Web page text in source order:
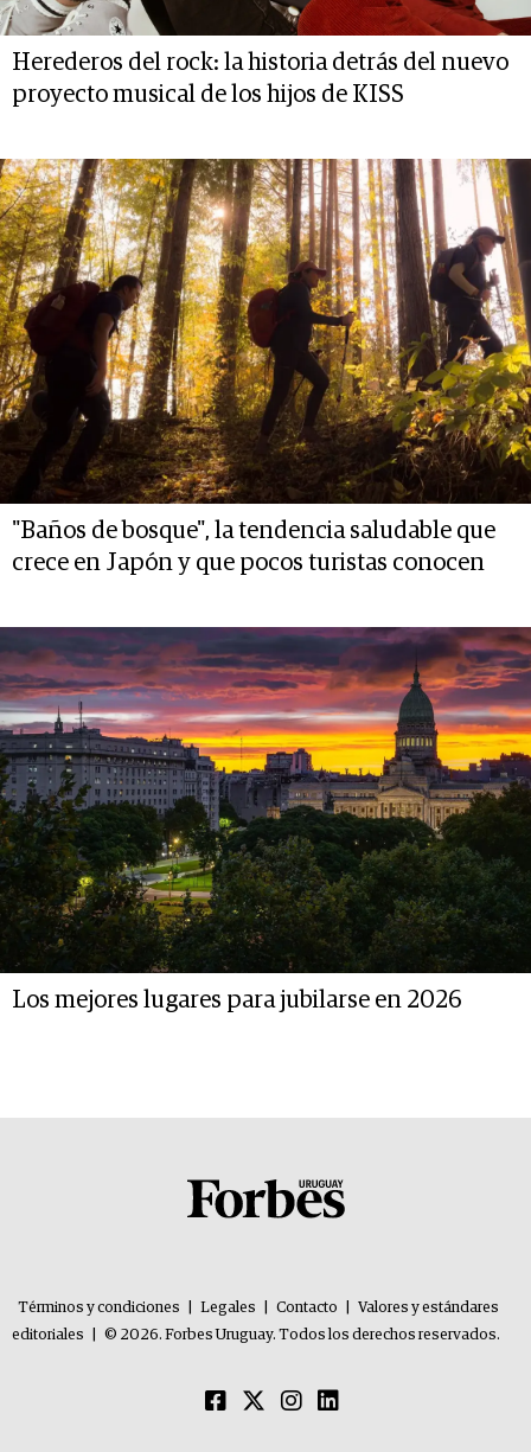
Herederos del rock: la historia detrás del nuevo
proyecto musical de los hijos de KISS
"Baños de bosque", la tendencia saludable que
crece en Japón y que pocos turistas conocen
Los mejores lugares para jubilarse en 2026
Términos y condiciones Legales Contacto
Valores y estándares
editoriales
© 2026. Forbes Uruguay. Todos los derechos reservados.